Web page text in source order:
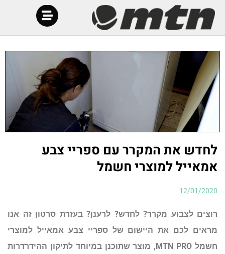
לחדש את המקרר עם ספריי צבע
אמאייל למוצרי חשמל
12/01/2020
רוצים לצבוע מקרר? לחדש? לרענן? בעזרת סרטון זה אנו
מראים לכם את היישום של ספריי צבע אמאייל למוצרי
חשמל MTN PRO, מוצר שתוכנן במיוחד לתיקון ההידרדרות